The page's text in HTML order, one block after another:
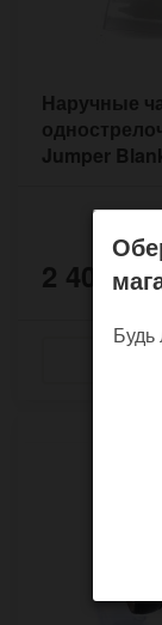
Наручные
Jumper
2 400
Будь